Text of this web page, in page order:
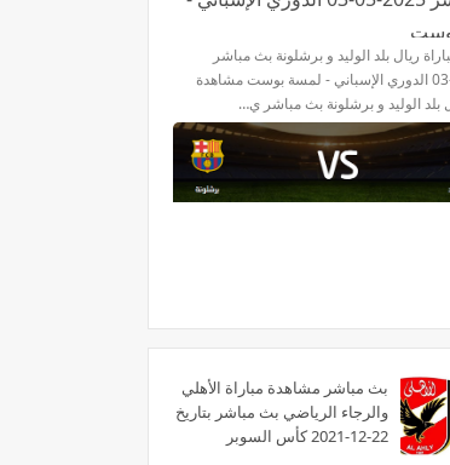
ريال بلد الوليد و برشلونة بث مباشر
2025-05-03 الدوري الإسباني - لمسة بوست مشاهدة
بلد الوليد و برشلونة بث مباشر ي…
بث مباشر مشاهدة مباراة الأهلي
والرجاء الرياضي بث مباشر بتاريخ
22-12-2021 كأس السوبر